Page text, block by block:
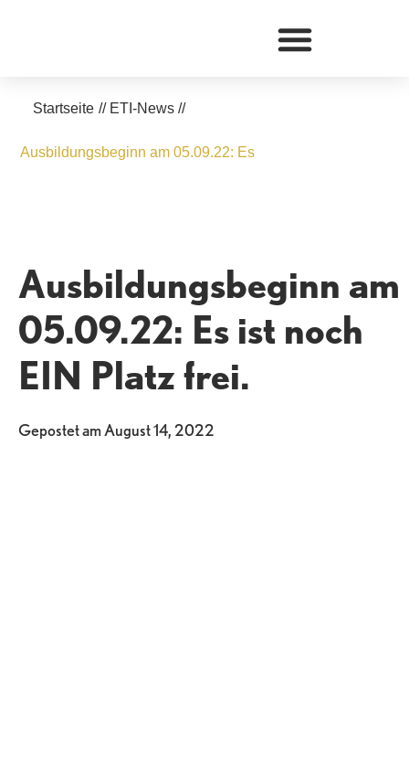
Startseite // ETI-News //
Ausbildungsbeginn am 05.09.22: Es
Ausbildungsbeginn am
05.09.22: Es ist noch
EIN Platz frei.
Gepostet amAugust 14, 2022